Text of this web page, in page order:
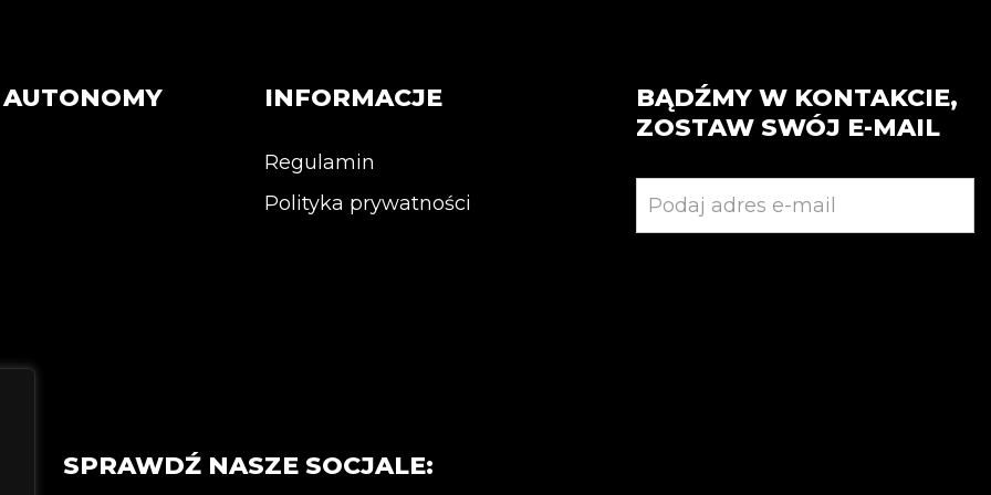
można
wybrać
można
wybrać
stronie
produktu
INFORMACJE
Regulamin
Polityka prywatności
BĄDŹMY W KONTAKCIE,
ZOSTAW SWÓJ E-MAIL
SPRAWDŹ NASZE SOCJALE: